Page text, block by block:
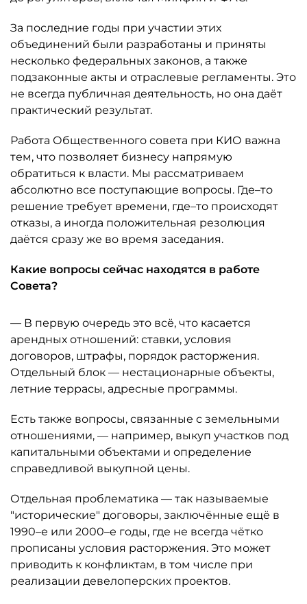
За последние годы при участии этих
объединений были разработаны и приняты
несколько федеральных законов, а также
подзаконные акты и отраслевые регламенты. Это
не всегда публичная деятельность, но она даёт
практический результат.
Работа Общественного совета при КИО важна
тем, что позволяет бизнесу напрямую
обратиться к власти. Мы рассматриваем
абсолютно все поступающие вопросы. Где–то
решение требует времени, где–то происходят
отказы, а иногда положительная резолюция
даётся сразу же во время заседания.
Какие вопросы сейчас находятся в работе
Совета?
— В первую очередь это всё, что касается
арендных отношений: ставки, условия
договоров, штрафы, порядок расторжения.
Отдельный блок — нестационарные объекты,
летние террасы, адресные программы.
Есть также вопросы, связанные с земельными
отношениями, — например, выкуп участков под
капитальными объектами и определение
справедливой выкупной цены.
Отдельная проблематика — так называемые
"исторические" договоры, заключённые ещё в
1990–е или 2000–е годы, где не всегда чётко
прописаны условия расторжения. Это может
приводить к конфликтам, в том числе при
реализации девелоперских проектов.